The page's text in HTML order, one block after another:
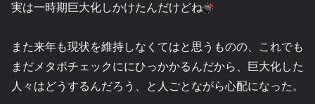
実は一時期巨大化しかけたんだけどね
また来年も現状を維持しなくてはと思うものの、これでも
まだメタボチェックににひっかかるんだから、巨大化した
人々はどうするんだろう、と人ごとながら心配になった。